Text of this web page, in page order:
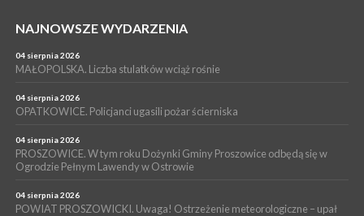
15 lipca 2026
Czwartki w Bibliotece”
14 lipca 2026
PROSZOWICE. 26 lipca odbędzie się XII Marsz Rzeczpospolitej
WYDARZENIA
13 lipca 2026
Szpitalu im. Ojca Rafała z Proszowic już działa
NAJNOWSZE WYDARZENIA
04 sierpnia 2026
MAŁOPOLSKA. Liczba stulatków wciąż rośnie
04 sierpnia 2026
OPATKOWICE. Policjanci ugasili pożar ścierniska
04 sierpnia 2026
PROSZOWICE. W tym roku Dożynki Gminy Proszowice odbędą się w
Ogrodzie Pełnym Lawendy w Ostrowie
04 sierpnia 2026
POWIAT PROSZOWICKI. Uwaga! Ostrzeżenie meteorologiczne – upał